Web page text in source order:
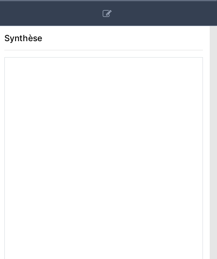
Synthèse